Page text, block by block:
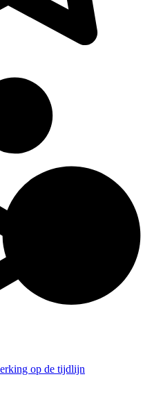
op de tijdlijn